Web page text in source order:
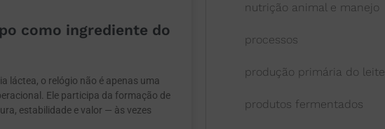
como ingrediente do
láctea, o relógio não é apenas uma
Ele participa da formação de
estabilidade e valor — às vezes
nutrição animal e manejo
processos
produção primária do leite
produtos fermentados